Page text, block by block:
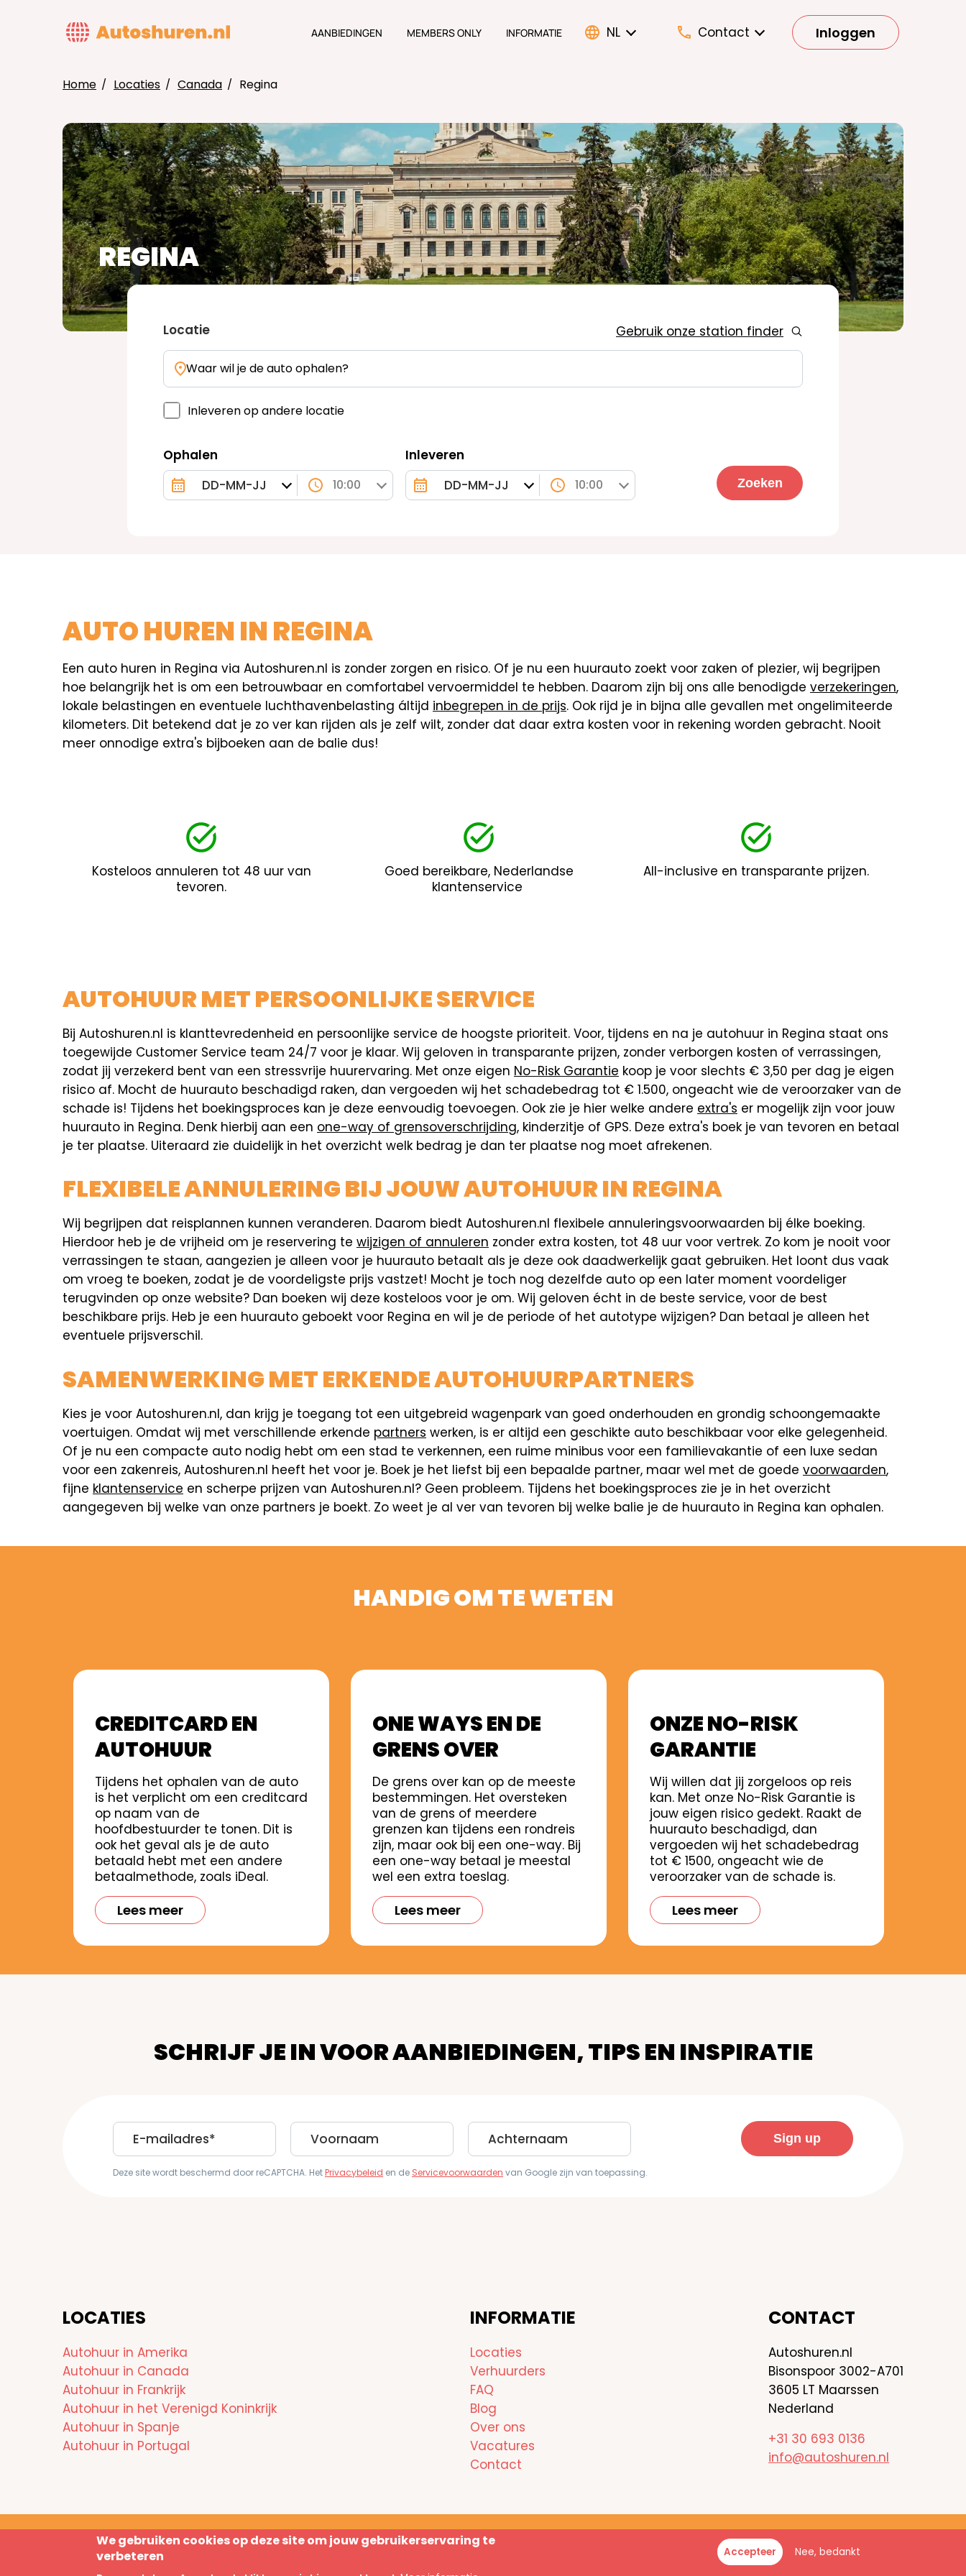
AANBIEDINGEN MEMBERS ONLY INFORMATIE NL Contact Inloggen
KRUIMELPAD
Home Locaties Canada Regina
REGINA
Ophalen
10:00
Inleveren
10:00 Zoeken
Gebruik onze station finder
Locatie
Waar wil je de auto ophalen?
Inleveren op andere locatie
AUTO HUREN IN REGINA
Een auto huren in Regina via Autoshuren.nl is zonder zorgen en risico. Of je nu een huurauto zoekt voor zaken of plezier, wij begrijpen
hoe belangrijk het is om een betrouwbaar en comfortabel vervoermiddel te hebben. Daarom zijn bij ons alle benodigde verzekeringen,
lokale belastingen en eventuele luchthavenbelasting áltijd inbegrepen in de prijs. Ook rijd je in bijna alle gevallen met ongelimiteerde
kilometers. Dit betekend dat je zo ver kan rijden als je zelf wilt, zonder dat daar extra kosten voor in rekening worden gebracht. Nooit
meer onnodige extra's bijboeken aan de balie dus!
Kosteloos annuleren tot 48 uur van
tevoren.
Goed bereikbare, Nederlandse
klantenservice
All-inclusive en transparante prijzen.
AUTOHUUR MET PERSOONLIJKE SERVICE
Bij Autoshuren.nl is klanttevredenheid en persoonlijke service de hoogste prioriteit. Voor, tijdens en na je autohuur in Regina staat ons
toegewijde Customer Service team 24/7 voor je klaar. Wij geloven in transparante prijzen, zonder verborgen kosten of verrassingen,
zodat jij verzekerd bent van een stressvrije huurervaring. Met onze eigen No-Risk Garantie koop je voor slechts € 3,50 per dag je eigen
risico af. Mocht de huurauto beschadigd raken, dan vergoeden wij het schadebedrag tot € 1.500, ongeacht wie de veroorzaker van de
schade is! Tijdens het boekingsproces kan je deze eenvoudig toevoegen. Ook zie je hier welke andere extra's er mogelijk zijn voor jouw
huurauto in Regina. Denk hierbij aan een one-way of grensoverschrijding, kinderzitje of GPS. Deze extra's boek je van tevoren en betaal
je ter plaatse. Uiteraard zie duidelijk in het overzicht welk bedrag je dan ter plaatse nog moet afrekenen.
FLEXIBELE ANNULERING BIJ JOUW AUTOHUUR IN REGINA
Wij begrijpen dat reisplannen kunnen veranderen. Daarom biedt Autoshuren.nl flexibele annuleringsvoorwaarden bij élke boeking.
Hierdoor heb je de vrijheid om je reservering te wijzigen of annuleren zonder extra kosten, tot 48 uur voor vertrek. Zo kom je nooit voor
verrassingen te staan, aangezien je alleen voor je huurauto betaalt als je deze ook daadwerkelijk gaat gebruiken. Het loont dus vaak
om vroeg te boeken, zodat je de voordeligste prijs vastzet! Mocht je toch nog dezelfde auto op een later moment voordeliger
terugvinden op onze website? Dan boeken wij deze kosteloos voor je om. Wij geloven écht in de beste service, voor de best
beschikbare prijs. Heb je een huurauto geboekt voor Regina en wil je de periode of het autotype wijzigen? Dan betaal je alleen het
eventuele prijsverschil.
SAMENWERKING MET ERKENDE AUTOHUURPARTNERS
Kies je voor Autoshuren.nl, dan krijg je toegang tot een uitgebreid wagenpark van goed onderhouden en grondig schoongemaakte
voertuigen. Omdat wij met verschillende erkende partners werken, is er altijd een geschikte auto beschikbaar voor elke gelegenheid.
Of je nu een compacte auto nodig hebt om een stad te verkennen, een ruime minibus voor een familievakantie of een luxe sedan
voor een zakenreis, Autoshuren.nl heeft het voor je. Boek je het liefst bij een bepaalde partner, maar wel met de goede voorwaarden,
fijne klantenservice en scherpe prijzen van Autoshuren.nl? Geen probleem. Tijdens het boekingsproces zie je in het overzicht
aangegeven bij welke van onze partners je boekt. Zo weet je al ver van tevoren bij welke balie je de huurauto in Regina kan ophalen.
HANDIG OM TE WETEN
CREDITCARD EN
AUTOHUUR
Tijdens het ophalen van de auto
is het verplicht om een creditcard
op naam van de
hoofdbestuurder te tonen. Dit is
ook het geval als je de auto
betaald hebt met een andere
betaalmethode, zoals iDeal.
Lees meer
ONE WAYS EN DE
GRENS OVER
De grens over kan op de meeste
bestemmingen. Het oversteken
van de grens of meerdere
grenzen kan tijdens een rondreis
zijn, maar ook bij een one-way. Bij
een one-way betaal je meestal
wel een extra toeslag.
Lees meer
ONZE NO-RISK
GARANTIE
Wij willen dat jij zorgeloos op reis
kan. Met onze No-Risk Garantie is
jouw eigen risico gedekt. Raakt de
huurauto beschadigd, dan
vergoeden wij het schadebedrag
tot € 1500, ongeacht wie de
veroorzaker van de schade is.
Lees meer
SCHRIJF JE IN VOOR AANBIEDINGEN, TIPS EN INSPIRATIE
E-
mailadres
First
Name
Last
Name
Deze site wordt beschermd door reCAPTCHA. HetPrivacybeleid en de Servicevoorwaarden van Google zijn van toepassing.
LOCATIES
Autohuur in Amerika
Autohuur in Canada
Autohuur in Frankrijk
Autohuur in het Verenigd Koninkrijk
Autohuur in Spanje
Autohuur in Portugal
INFORMATIE
Locaties
Verhuurders
FAQ
Blog
Over ons
Vacatures
Contact
CONTACT
Autoshuren.nl
Bisonspoor 3002-A701
3605 LT Maarssen
Nederland
+31 30 693 0136
info@autoshuren.nl
Disclaimer Privacy Policy Copyright © 2026 Autoshuren.nl - Alle rechten voorbehouden
We gebruiken cookies op deze site om jouw gebruikerservaring te
verbeteren
Accepteer Nee, bedankt